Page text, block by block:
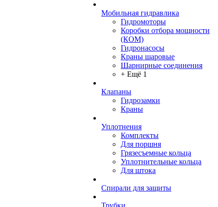
Мобильная гидравлика
Гидромоторы
Коробки отбора мощности
(КОМ)
Гидронасосы
Краны шаровые
Шарнирные соединения
+ Ещё 1
Клапаны
Гидрозамки
Краны
Уплотнения
Комплекты
Для поршня
Грязесъемные кольца
Уплотнительные кольца
Для штока
Спирали для защиты
Трубки